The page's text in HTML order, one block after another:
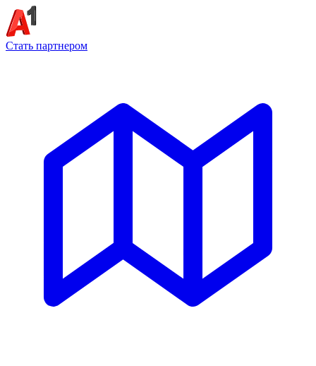
Стать партнером